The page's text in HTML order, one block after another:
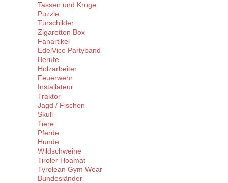
Tassen und Krüge
Puzzle
Türschilder
Zigaretten Box
Fanartikel
EdelVice Partyband
Berufe
Holzarbeiter
Feuerwehr
Installateur
Traktor
Jagd / Fischen
Skull
Tiere
Pferde
Hunde
Wildschweine
Tiroler Hoamat
Tyrolean Gym Wear
Bundesländer